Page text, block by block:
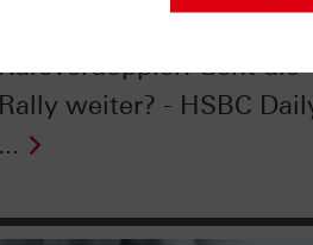
Geht die
Rally weiter? - HSBC
...